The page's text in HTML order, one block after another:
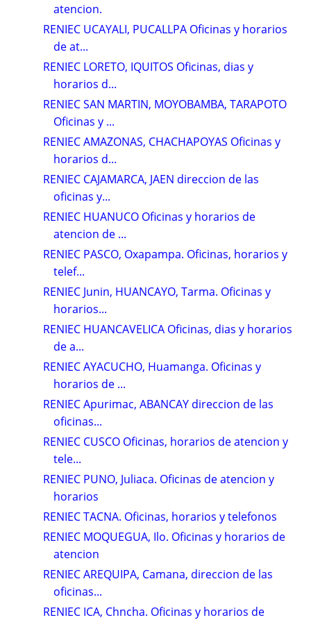
atencion.
RENIEC UCAYALI, PUCALLPA Oficinas y horarios
de at...
RENIEC LORETO, IQUITOS Oficinas, dias y
horarios d...
RENIEC SAN MARTIN, MOYOBAMBA, TARAPOTO
Oficinas y ...
RENIEC AMAZONAS, CHACHAPOYAS Oficinas y
horarios d...
RENIEC CAJAMARCA, JAEN direccion de las
oficinas y...
RENIEC HUANUCO Oficinas y horarios de
atencion de ...
RENIEC PASCO, Oxapampa. Oficinas, horarios y
telef...
RENIEC Junin, HUANCAYO, Tarma. Oficinas y
horarios...
RENIEC HUANCAVELICA Oficinas, dias y horarios
de a...
RENIEC AYACUCHO, Huamanga. Oficinas y
horarios de ...
RENIEC Apurimac, ABANCAY direccion de las
oficinas...
RENIEC CUSCO Oficinas, horarios de atencion y
tele...
RENIEC PUNO, Juliaca. Oficinas de atencion y
horarios
RENIEC TACNA. Oficinas, horarios y telefonos
RENIEC MOQUEGUA, Ilo. Oficinas y horarios de
atencion
RENIEC AREQUIPA, Camana, direccion de las
oficinas...
RENIEC ICA, Chncha. Oficinas y horarios de